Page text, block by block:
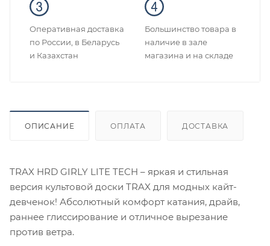
Оперативная доставка
по России, в Беларусь
и Казахстан
Большинство товара в
наличие в зале
магазина и на складе
ОПИСАНИЕ ОПЛАТА ДОСТАВКА
TRAX HRD GIRLY LITE TECH – яркая и стильная
версия культовой доски TRAX для модных кайт-
девченок! Абсолютный комфорт катания, драйв,
раннее глиссирование и отличное вырезание
против ветра.